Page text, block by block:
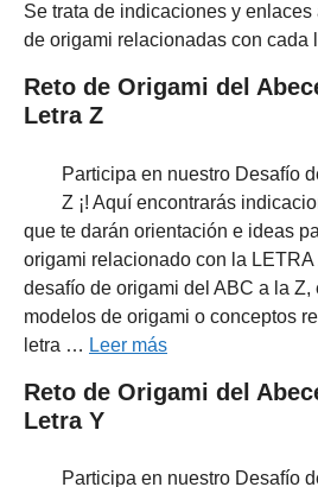
Se trata de indicaciones y
de origami relacionadas con cada
Reto de Origami del
Letra Z
Participa en nuestro Desafío
Z ¡! Aquí encontrarás
que te darán orientación e ideas
origami relacionado con la LETRA
desafío de origami del ABC a la
modelos de origami o conceptos
letra … Leer más
Reto de Origami del
Letra Y
Participa en nuestro Desafío